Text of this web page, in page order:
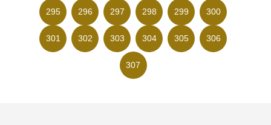
295 296 297 298 299 300
301 302 303 304 305 306
307